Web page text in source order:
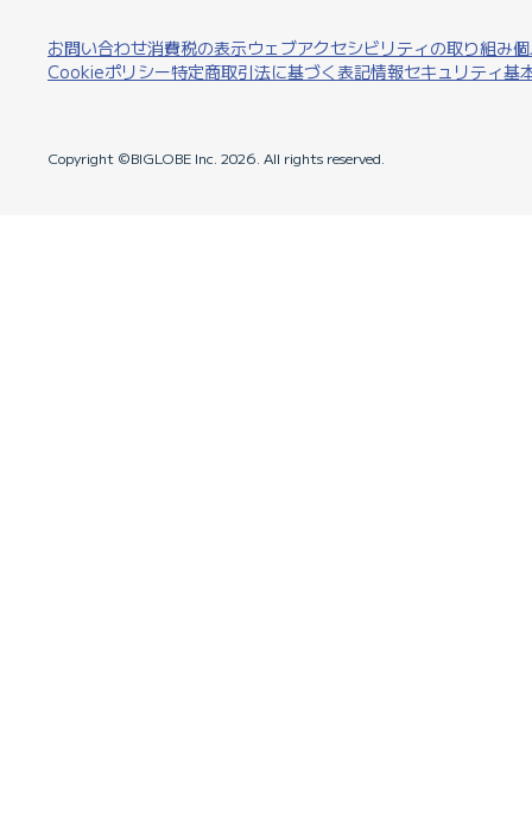
お問い合わせ消費税の表示ウェブアクセシビリティの取り組み
Cookieポリシー特定商取引法に基づく表記情報セキュリティ基
Copyright ©BIGLOBE Inc. 2026. All rights reserved.